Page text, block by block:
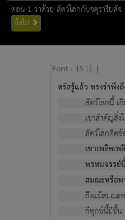
ตอน 1 ว่าด้วย สัตว์โลกกับจตุราริยสัจ
ถัดไป
[Font : 15 ] | |
ตรัสรู้แล้ว ทรงรำพึง
สัตว์โลกนี้ เ
เขาสำคัญสิ่ง
สัตว์โลกติด
เขาเพลิดเ
พรหมจรรย์
สมณะหรือพ
ถึงแม้สมณะ
ก็ทุกข์นี้มีขึ้น